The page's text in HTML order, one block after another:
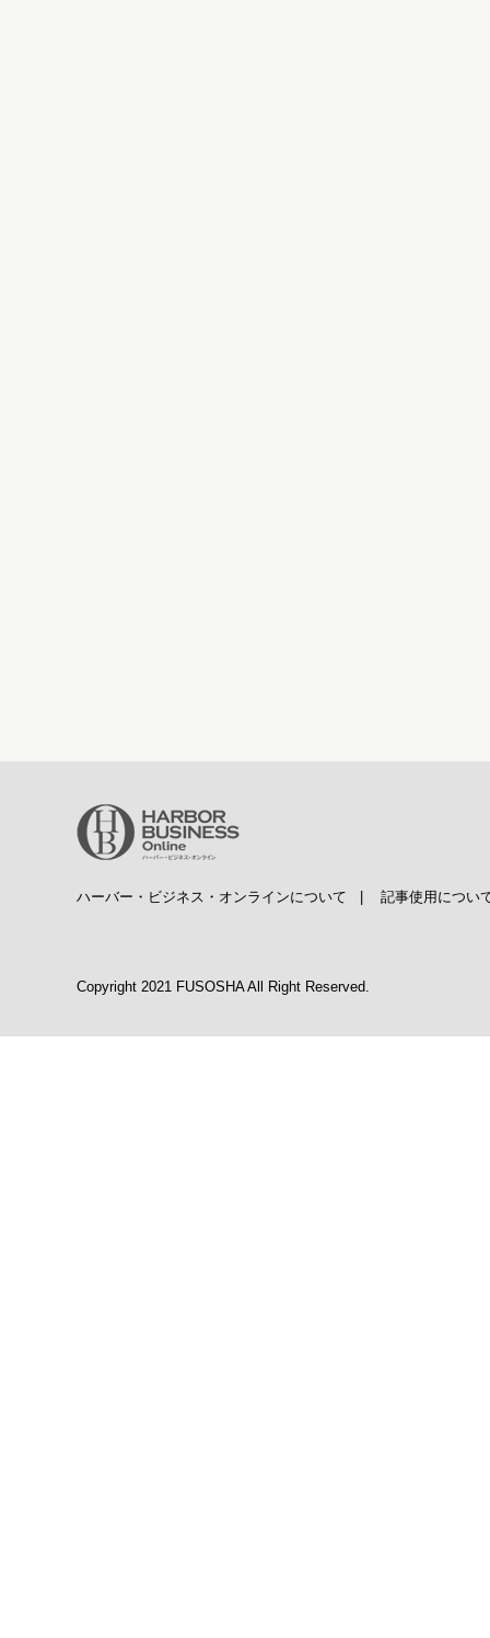
ハーバー・ビジネス・オンラインについて | 記事使用につい
Copyright 2021 FUSOSHA All Right Reserved.